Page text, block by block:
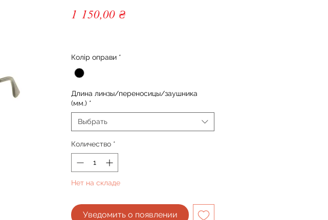
1 150,00 ₴Цена
Колір оправи *
Длина линзы/переносицы/заушника
(мм.) *
Выбрать
Количество *
Нет на складе
Уведомить о появлении